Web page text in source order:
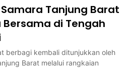
Tanjung Barat
Bersama di Tengah
berbagi kembali ditunjukkan oleh
Barat melalui rangkaian